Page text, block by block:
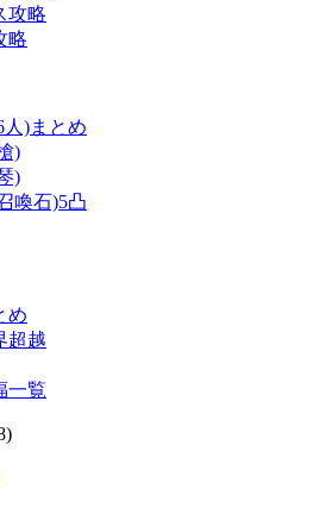
攻略
略
)まとめ
)
)
喚石)5凸
め
超越
一覧